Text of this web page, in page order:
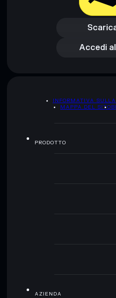
Accedi
Accedi
INFORMATIVA
MAPPA DEL SITO
PRODOTTO
AZIENDA